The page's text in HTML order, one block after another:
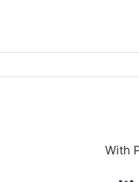
te
With